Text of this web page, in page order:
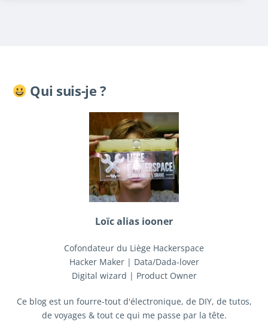
Qui suis-je ?
Loïc alias iooner
Cofondateur du Liège Hackerspace
Hacker Maker | Data/Dada-lover
Digital wizard | Product Owner
Ce blog est un fourre-tout d'électronique, de DIY, de tutos,
de voyages & tout ce qui me passe par la tête.